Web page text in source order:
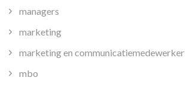
managers
marketing
marketing en communicatiemedewerker
mbo